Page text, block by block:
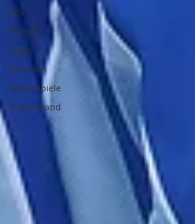
GSV
Fußball
Kegel
Schützen
Kartenspiele
Ortsverband